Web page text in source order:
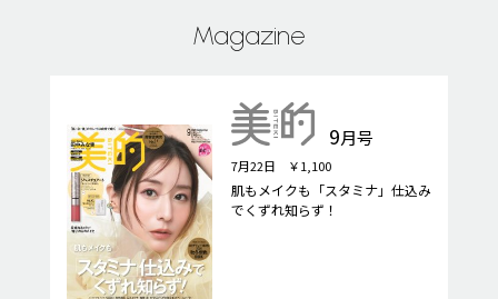
Magazine
9月号
7月22日 ￥1,100
肌もメイクも「スタミナ」仕込み
でくずれ知らず！